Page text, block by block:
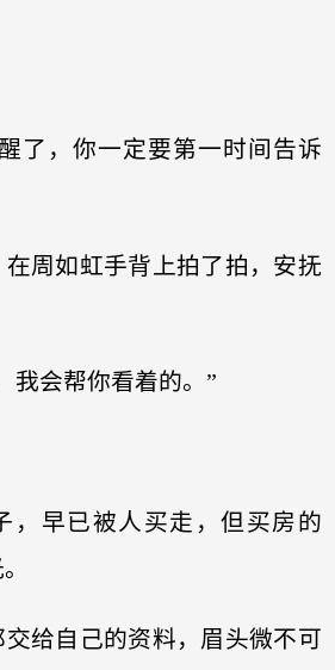
了，你一定要第一时间告诉
周如虹手背上拍了拍，安抚
我会帮你看着的。”
，早已被人买走，但买房的
给自己的资料，眉头微不可